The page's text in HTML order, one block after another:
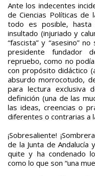
Ante los indecentes incidentes ocurridos hoy en la Facultad
de Ciencias Políticas de
todo es posible, hasta
insultado (injuriado y
“fascista” y “asesino”
presidente fundador
repruebo, como no
con propósito didáctico
absurdo morrocotudo,
para lectura exclusiva
definición (una de las
las ideas, creencias o
diferentes o contrarias a
¡Sobresaliente!
de la Junta de Andalucía
quite y ha condenado
como lo que son “una